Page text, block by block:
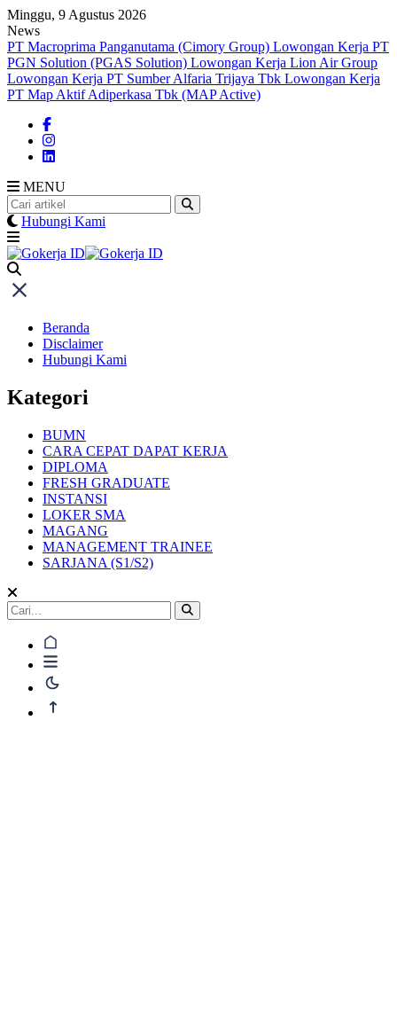
Skip
to
content
Minggu, 9 Agustus 2026
News
PT Macroprima Panganutama (Cimory Group) Lowongan Kerja PT
PGN Solution (PGAS Solution) Lowongan Kerja Lion Air Group
Lowongan Kerja PT Sumber Alfaria Trijaya Tbk Lowongan Kerja
PT Map Aktif Adiperkasa Tbk (MAP Active)
MENU
Hubungi Kami
Beranda
Disclaimer
Hubungi Kami
Kategori
BUMN
CARA CEPAT DAPAT KERJA
DIPLOMA
FRESH GRADUATE
INSTANSI
LOKER SMA
MAGANG
MANAGEMENT TRAINEE
SARJANA (S1/S2)